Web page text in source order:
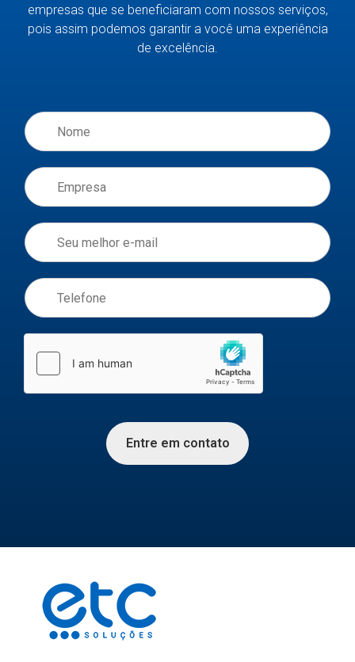
empresas que se beneficiaram com nossos serviços,
pois assim podemos garantir a você uma experiência
de excelência.
Entre em contato